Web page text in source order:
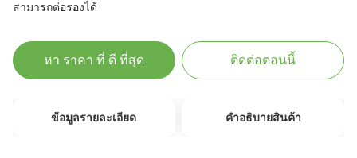
สามารถต่อรองได้
หา ราคา ที่ ดี ที่สุด ติดต่อตอนนี้
ข้อมูลรายละเอียด คําอธิบายสินค้า